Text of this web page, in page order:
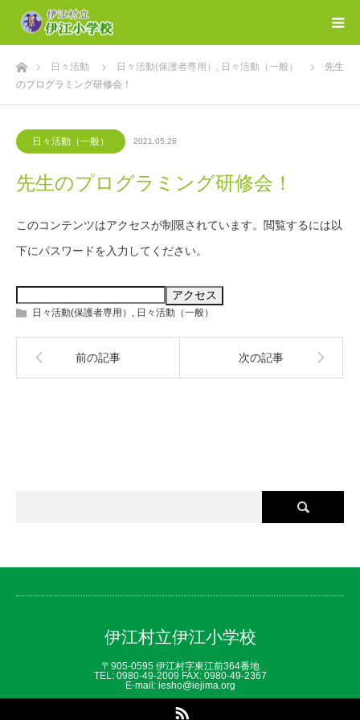
ホーム日々活動 日々活動(保護者専用） , 日々活動（一般）
先生
のプログラミング研修会！
日々活動（一般） 2021.05.26
先生のプログラミング研修会！
このコンテンツはアクセスが制限されています。閲覧するには以
下にパスワードを入力してください。
日々活動(保護者専用） , 日々活動（一般）
前の記事 次の記事
伊江村立伊江小学校
〒905-0595 伊江村字東江前364番地
TEL: 0980‐49‐2009 FAX: 0980‐49‐2367
E-mail: iesho@iejima.org